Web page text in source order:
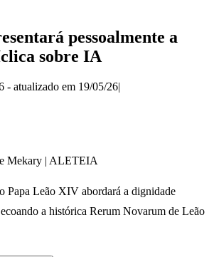
pessoalmente a
sobre IA
- atualizado em 19/05/26|
Mekary | ALETEIA
Papa Leão XIV abordará a dignidade
a histórica Rerum Novarum de Leão